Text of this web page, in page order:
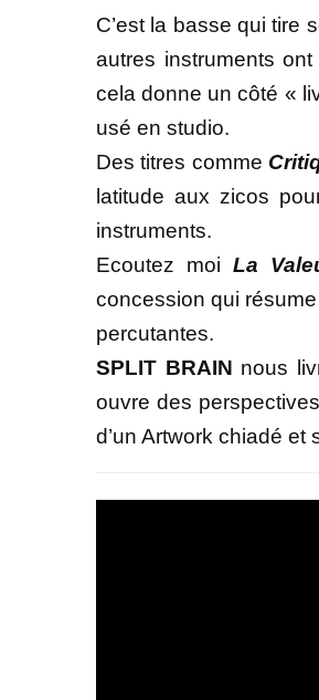
C’est la basse qui tire
autres instruments
cela donne un côté «
usé en studio.
Des titres comme
latitude aux zicos
instruments.
Ecoutez moi La
concession qui
percutantes.
SPLIT BRAIN nous
ouvre des
d’un Artwork chiadé